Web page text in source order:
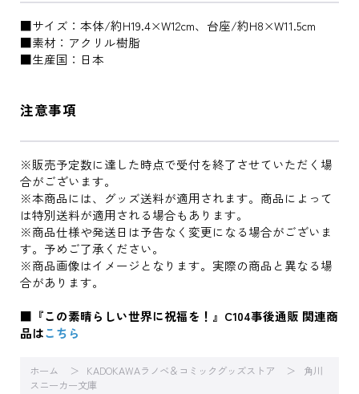
■サイズ：本体/約H19.4×W12cm、台座/約H8×W11.5cm
■素材：アクリル樹脂
■生産国：日本
注意事項
※販売予定数に達した時点で受付を終了させていただく場
合がございます。
※本商品には、グッズ送料が適用されます。商品によって
は特別送料が適用される場合もあります。
※商品仕様や発送日は予告なく変更になる場合がございま
す。予めご了承ください。
※商品画像はイメージとなります。実際の商品と異なる場
合があります。
■『この素晴らしい世界に祝福を！』C104事後通販 関連商
品はこちら
ホーム KADOKAWAラノベ＆コミックグッズストア
角川
スニーカー文庫